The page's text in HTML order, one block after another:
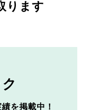
ります
を掲載中！